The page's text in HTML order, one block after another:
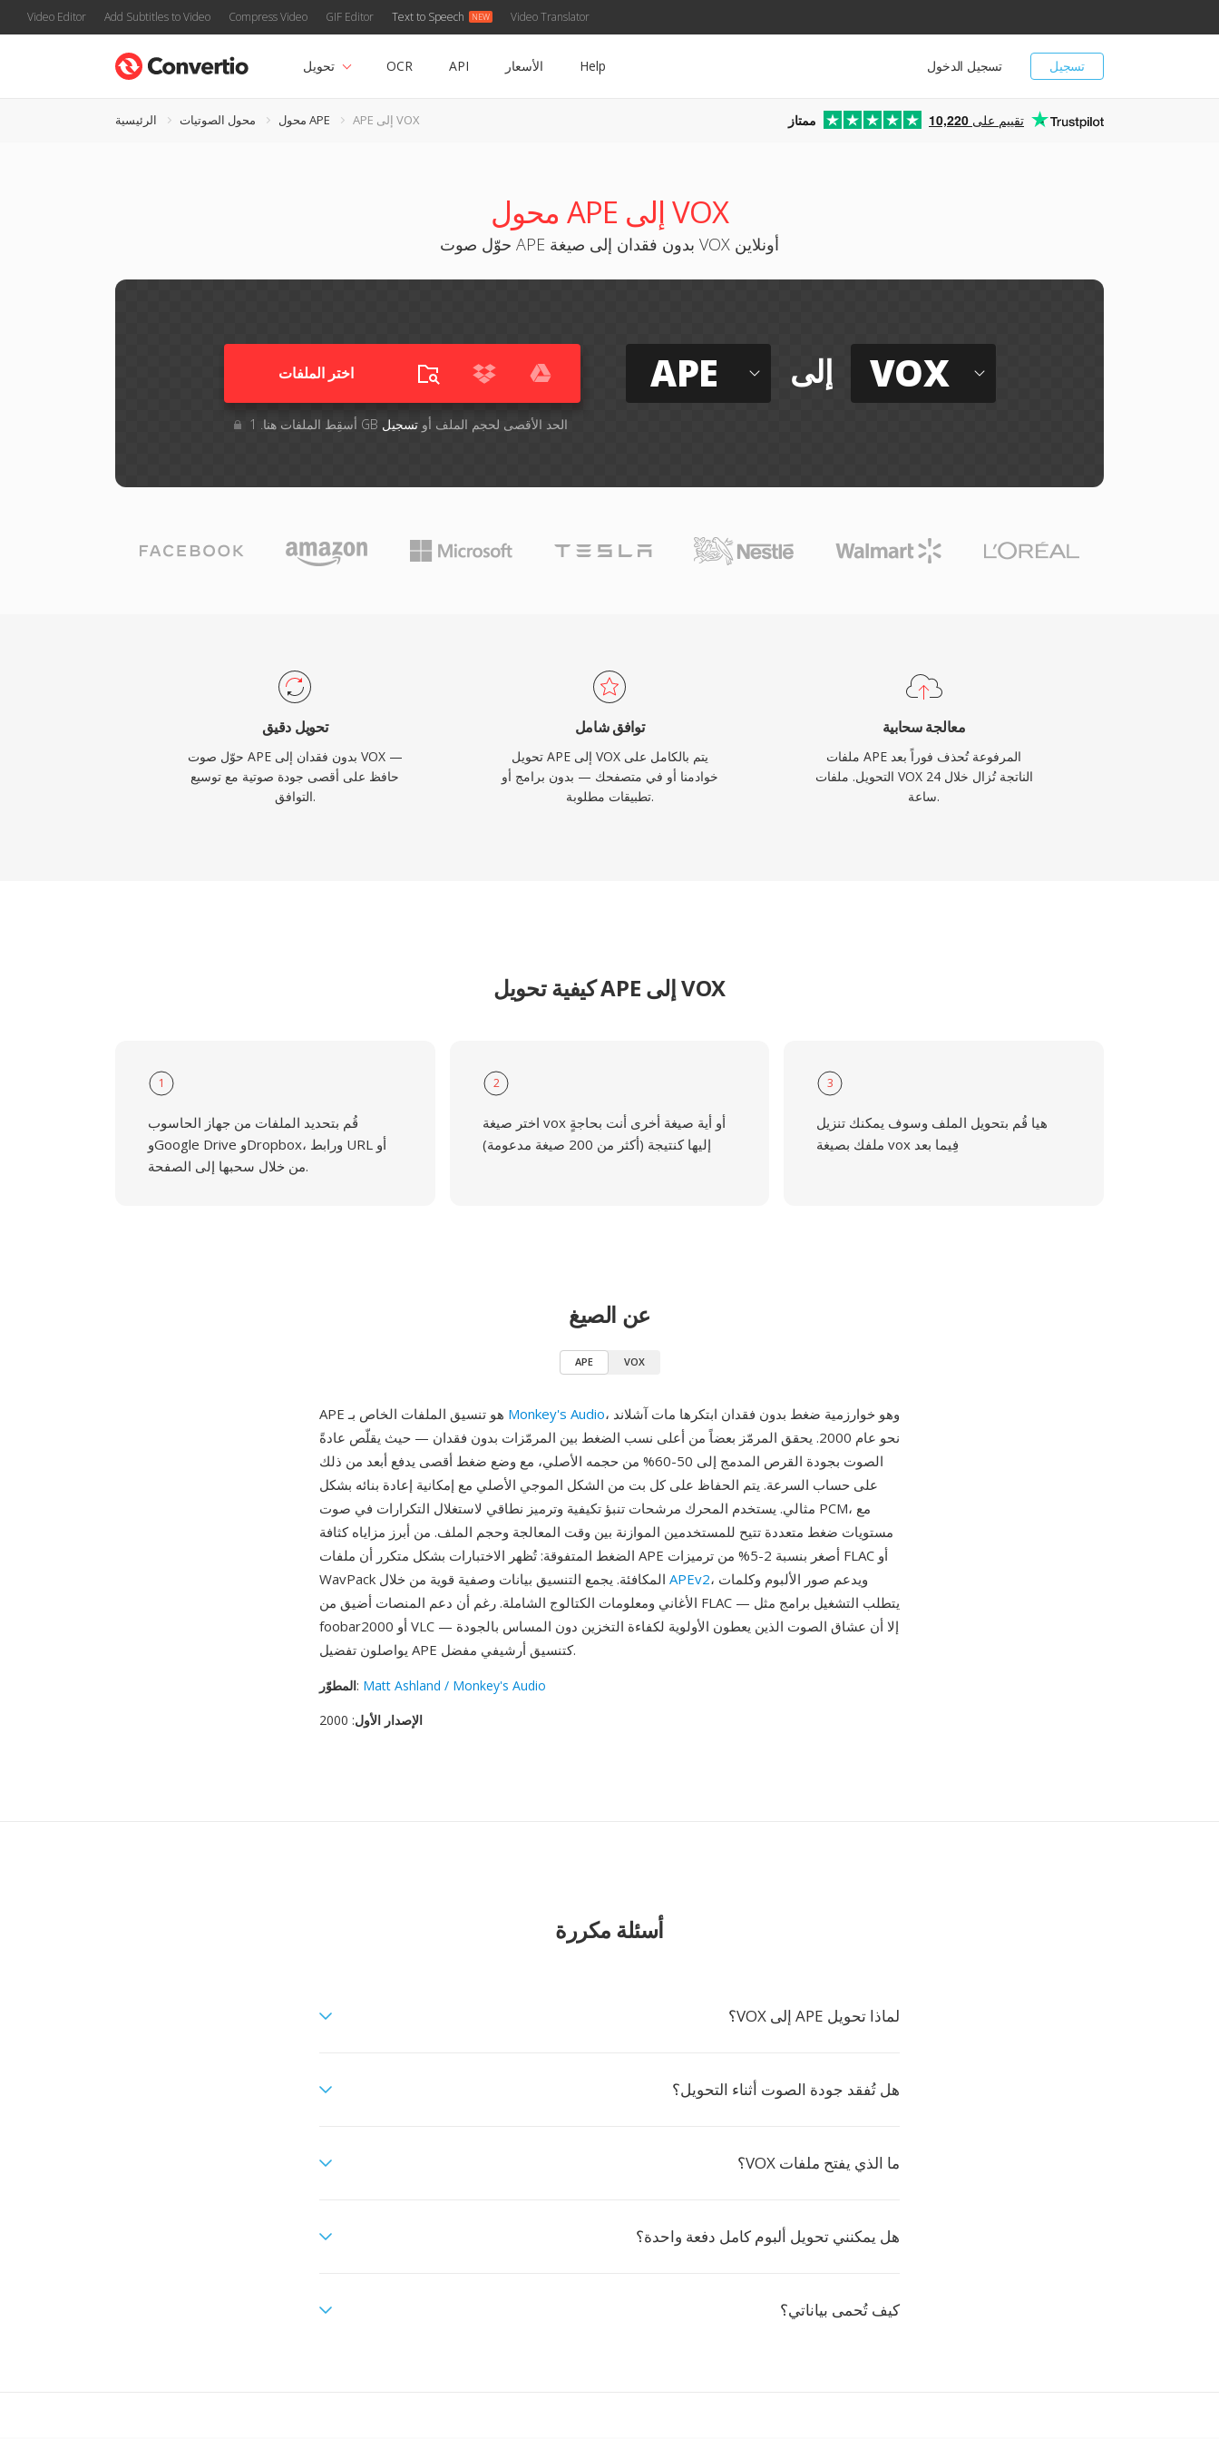
Video Editor Add Subtitles to Video Compress Video GIF Editor Text to Speech Video Translator
تسجيل تسجيل الدخول تحويل OCR API الأسعار Help
الرئيسية محول الصوتيات محول APE APE إلى VOX ممتاز 10,220 تقييم على
محول APE إلى VOX
حوّل صوت APE بدون فقدان إلى صيغة VOX أونلاين
اختر الملفات
أسقِط الملفات هنا. 1 GB الحد الأقصى لحجم الملف أوتسجيل
APE إلى VOX
تحويل دقيق
حوّل صوت APE بدون فقدان إلى VOX —
حافظ على أقصى جودة صوتية مع توسيع
التوافق.
توافق شامل
تحويل APE إلى VOX يتم بالكامل على
خوادمنا أو في متصفحك — بدون برامج أو
تطبيقات مطلوبة.
معالجة سحابية
ملفات APE المرفوعة تُحذف فوراً بعد
التحويل. ملفات VOX الناتجة تُزال خلال 24
ساعة.
كيفية تحويل APE إلى VOX
1
قُم بتحديد الملفات من جهاز الحاسوب
وGoogle Drive وDropbox، ورابط URL أو
من خلال سحبها إلى الصفحة.
2
اختر صيغة vox أو أية صيغة أخرى أنت بحاجةٍ
إليها كنتيجة (أكثر من 200 صيغة مدعومة)
3
هيا قُم بتحويل الملف وسوف يمكنك تنزيل
ملفك بصيغة vox فِيما بعد
عن الصيغ
APE VOX
Monkey's Audio، وهو خوارزمية ضغط بدون فقدان ابتكرها مات آشلاند
نحو عام 2000. يحقق المرمّز بعضاً من أعلى نسب الضغط بين المرمّزات بدون فقدان — حيث يقلّص عادةً
الصوت بجودة القرص المدمج إلى 50-60% من حجمه الأصلي، مع وضع ضغط أقصى يدفع أبعد من ذلك
على حساب السرعة. يتم الحفاظ على كل بت من الشكل الموجي الأصلي مع إمكانية إعادة بنائه بشكل
مثالي. يستخدم المحرك مرشحات تنبؤ تكيفية وترميز نطاقي لاستغلال التكرارات في صوت PCM، مع
مستويات ضغط متعددة تتيح للمستخدمين الموازنة بين وقت المعالجة وحجم الملف. من أبرز مزاياه كثافة
الضغط المتفوقة: تُظهر الاختبارات بشكل متكرر أن ملفات APE أصغر بنسبة 2-5% من ترميزات FLAC أو
APEv2، ويدعم صور الألبوم وكلمات
الأغاني ومعلومات الكتالوج الشاملة. رغم أن دعم المنصات أضيق من FLAC — يتطلب التشغيل برامج مثل
foobar2000 أو VLC — إلا أن عشاق الصوت الذين يعطون الأولوية لكفاءة التخزين دون المساس بالجودة
يواصلون تفضيل APE كتنسيق أرشيفي مفضل.
المطوّر: Matt Ashland / Monkey's Audio
الإصدار الأول: 2000
أسئلة مكررة
لماذا تحويل APE إلى VOX؟
هل تُفقد جودة الصوت أثناء التحويل؟
ما الذي يفتح ملفات VOX؟
هل يمكنني تحويل ألبوم كامل دفعة واحدة؟
كيف تُحمى بياناتي؟